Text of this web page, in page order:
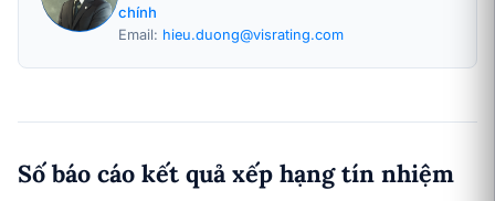
chính
Email: hieu.duong@visrating.com
Số báo cáo kết quả xếp hạng tín nhiệm